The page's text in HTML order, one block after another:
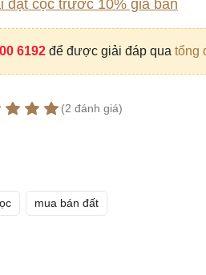
đặt cọc trước 10% giá bán
6192để được giải đáp qua tổng
(2 đánh giá)
mua bán đất